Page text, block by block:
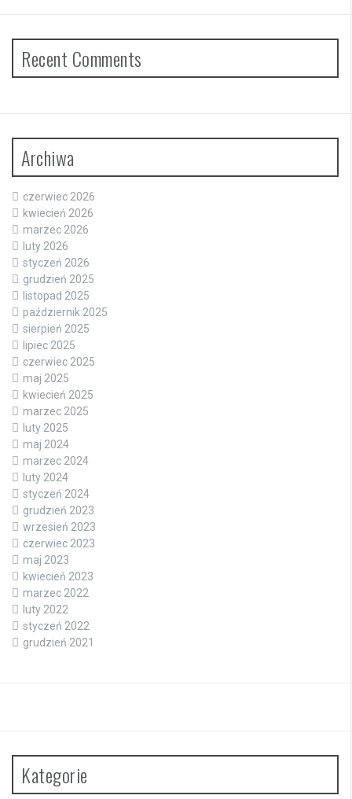
Recent Comments
Archiwa
czerwiec 2026
kwiecień 2026
marzec 2026
luty 2026
styczeń 2026
grudzień 2025
listopad 2025
październik 2025
sierpień 2025
lipiec 2025
czerwiec 2025
maj 2025
kwiecień 2025
marzec 2025
luty 2025
maj 2024
marzec 2024
luty 2024
styczeń 2024
grudzień 2023
wrzesień 2023
czerwiec 2023
maj 2023
kwiecień 2023
marzec 2022
luty 2022
styczeń 2022
grudzień 2021
Kategorie